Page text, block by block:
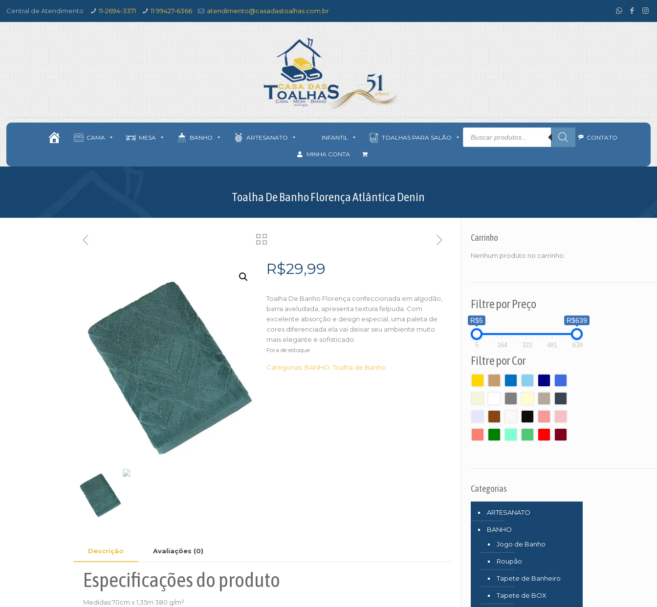
Central de Atendimento 11-2694-3371 11 99427-6366 atendimento@casadastoalhas.com.br
CAMA MESA BANHO ARTESANATO INFANTIL TOALHAS PARA SALÃO
Pesquisar
produtos CONTATO
MINHA CONTA
Toalha De Banho Florença Atlântica Denin
R$29,99
Toalha De Banho Florença confeccionada em algodão,
barra aveludada, apresenta textura felpuda. Com
excelente absorção e design especial, uma paleta de
cores diferenciada ela vai deixar seu ambiente muito
mais elegante e sofisticado.
Fora de estoque
Categorias: BANHO ,Toalha de Banho
Descrição Avaliações (0)
Especificaçõesdo produto
Medidas:70cm x 1,35m 380 g/m²
Carrinho
Nenhum produto no carrinho.
Filtre por Preço
R$5 R$639
5 164 322 481 639
Filtre por Cor
Categorias
ARTESANATO
BANHO
Jogo de Banho
Roupão
Tapete de Banheiro
Tapete de BOX